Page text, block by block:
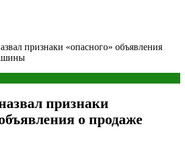
признаки «опасного» объявления
признаки
о продаже